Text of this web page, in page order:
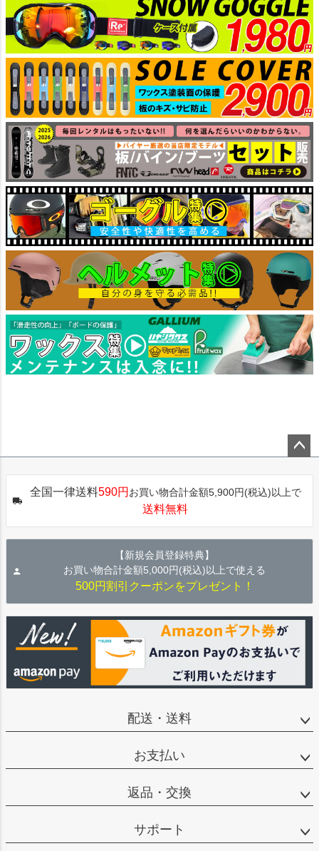
ップ
全国一律送料590円 お買い物合計金額5,900円(税込)以上で
送料無料
【新規会員登録特典】
お買い物合計金額5,000円(税込)以上で使える
500円割引クーポンをプレゼント！
配送・送料
お支払い
返品・交換
サポート